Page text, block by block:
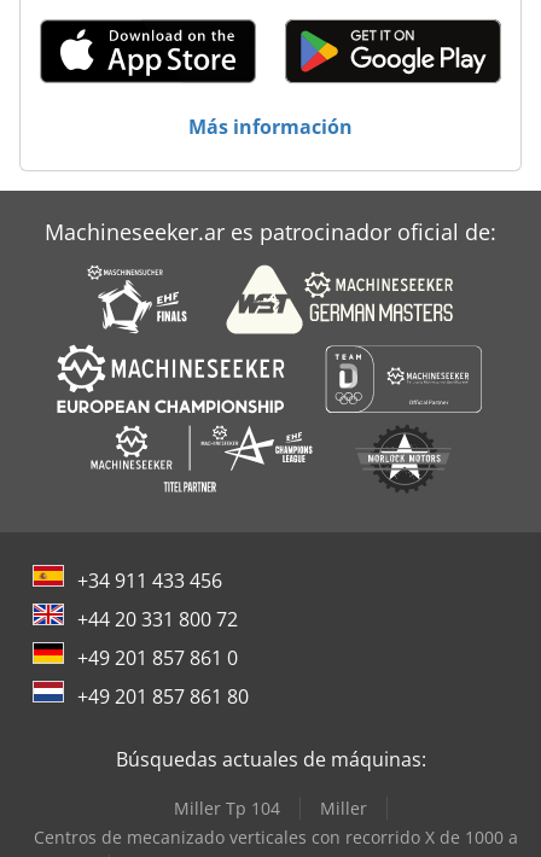
Más información
Machineseeker.ar es patrocinador oficial de:
+34 911 433 456
+44 20 331 800 72
+49 201 857 861 0
+49 201 857 861 80
Búsquedas actuales de máquinas:
Miller Tp 104
Miller
Centros de mecanizado verticales con recorrido X de 1000 a